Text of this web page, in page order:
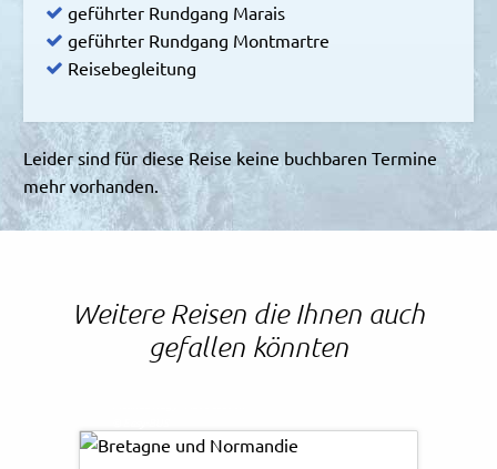
geführter Rundgang Marais
geführter Rundgang Montmartre
Reisebegleitung
Leider sind für diese Reise keine buchbaren Termine
mehr vorhanden.
Weitere Reisen die Ihnen auch
gefallen könnten